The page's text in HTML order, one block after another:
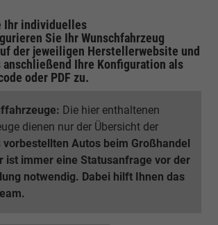
Ihr individuelles
Sie Ihr Wunschfahrzeug
der jeweiligen Herstellerwebsite und
anschließend Ihre Konfiguration als
oder PDF zu.
Die hier enthaltenen
dienen nur der Übersicht der
vorbestellten Autos beim Großhandel
ist immer eine Statusanfrage vor der
notwendig. Dabei hilft Ihnen das